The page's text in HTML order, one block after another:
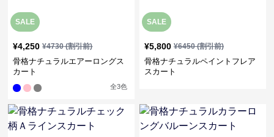
SALE
¥4,250 ¥4730(割引前)
骨格ナチュラルエアーロングス
カート
全3色
SALE
¥5,800 ¥6450(割引前)
骨格ナチュラルペイントフレア
スカート